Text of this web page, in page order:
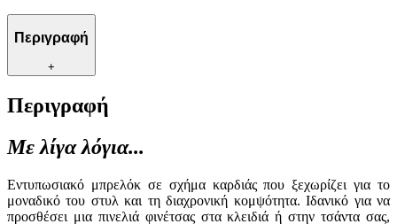
Περιγραφή
+
Περιγραφή
Με λίγα λόγια...
Εντυπωσιακό μπρελόκ σε σχήμα καρδιάς που ξεχωρίζει για το
μοναδικό του στυλ και τη διαχρονική κομψότητα. Ιδανικό για να
προσθέσει μια πινελιά φινέτσας στα κλειδιά ή στην τσάντα σας,